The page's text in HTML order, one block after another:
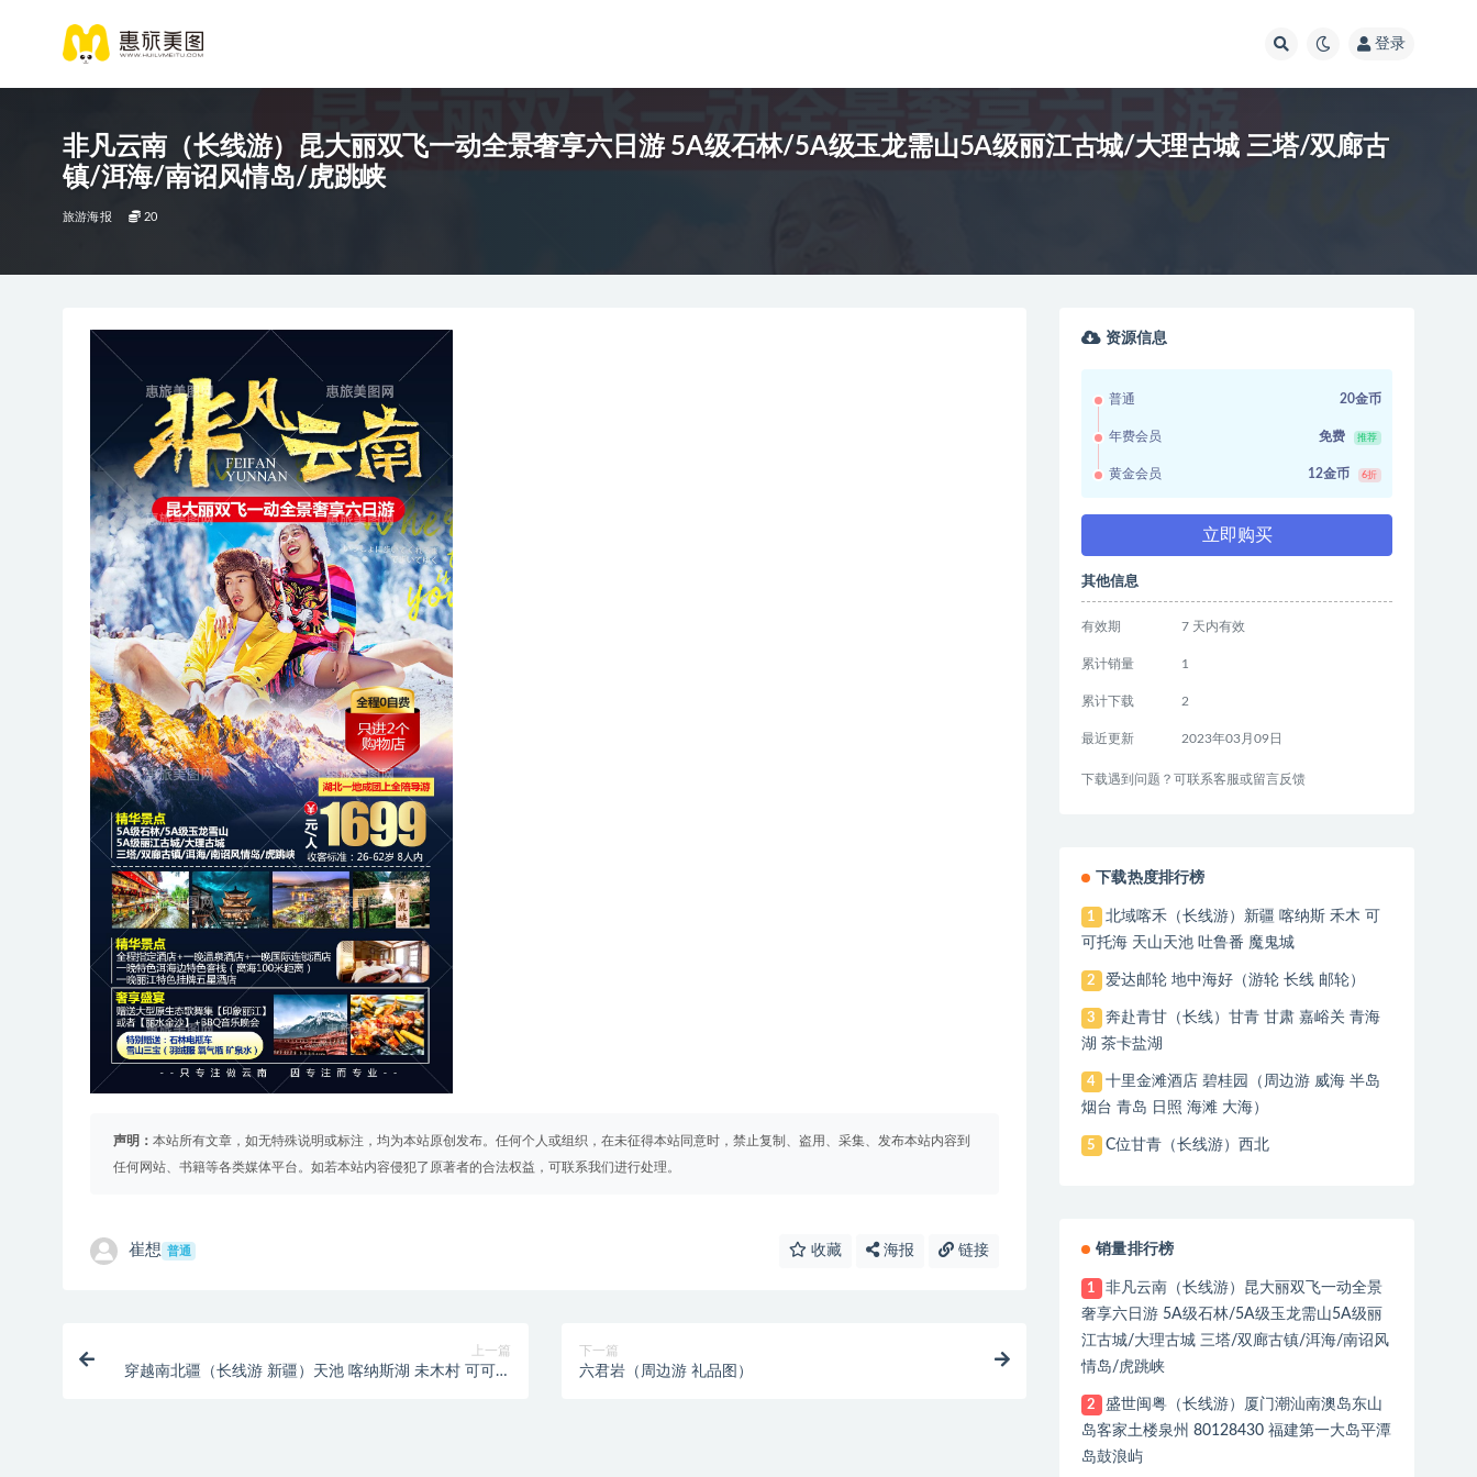
登录
非凡云南（长线游）昆大丽双飞一动全景奢享六日游 5A级石林/5A级玉龙需山5A级丽江古城/大理古城 三塔/双廊古
镇/洱海/南诏风情岛/虎跳峡
旅游海报 20
声明： 本站所有文章，如无特殊说明或标注，均为本站原创发布。任何个人或组织，在未征得本站同意时，禁止复制、盗用、采集、发布本站内容到
任何网站、书籍等各类媒体平台。如若本站内容侵犯了原著者的合法权益，可联系我们进行处理。
崔想 普通 收藏 海报 链接
上一篇
穿越南北疆（长线游 新疆）天池 喀纳斯湖 未木村 可可托
下一篇
六君岩（周边游 礼品图）
资源信息
普通 20金币
年费会员 免费 推荐
黄金会员 12金币 6折
立即购买
其他信息
有效期 7 天内有效
累计销量 1
累计下载 2
最近更新 2023年03月09日
下载遇到问题？可联系客服或留言反馈
下载热度排行榜
1
北域喀禾（长线游）新疆 喀纳斯 禾木 可
可托海 天山天池 吐鲁番 魔鬼城
2 爱达邮轮 地中海好（游轮 长线 邮轮）
3
奔赴青甘（长线）甘青 甘肃 嘉峪关 青海
湖 茶卡盐湖
4
十里金滩酒店 碧桂园（周边游 威海 半岛
烟台 青岛 日照 海滩 大海）
5 C位甘青（长线游）西北
销量排行榜
1
非凡云南（长线游）昆大丽双飞一动全景
奢享六日游 5A级石林/5A级玉龙需山5A级丽
江古城/大理古城 三塔/双廊古镇/洱海/南诏风
情岛/虎跳峡
2
盛世闽粤（长线游）厦门潮汕南澳岛东山
岛客家土楼泉州 80128430 福建第一大岛平潭
岛鼓浪屿